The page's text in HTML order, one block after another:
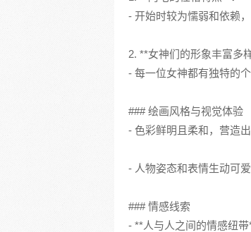
- 开始时较为懦弱和依赖
2. **女神们的形象丰富多
- 每一位女神都有独特的
### 绘画风格与视觉体验
- 色彩鲜明且柔和，营造出
- 人物姿态和表情生动可
### 情感线索
- **人与人之间的情感纽带